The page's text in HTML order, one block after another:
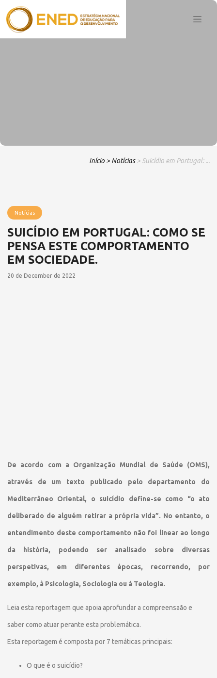
Início > Notícias > Suicídio em Portugal: ...
Notícias
SUICÍDIO EM PORTUGAL: COMO SE
PENSA ESTE COMPORTAMENTO
EM SOCIEDADE.
20 de December de 2022
De acordo com a Organização Mundial de Saúde (OMS),
através de um texto publicado pelo departamento do
Mediterrâneo Oriental, o suicídio define-se como “o ato
deliberado de alguém retirar a própria vida”. No entanto, o
entendimento deste comportamento não foi linear ao longo
da história, podendo ser analisado sobre diversas
perspetivas, em diferentes épocas, recorrendo, por
exemplo, à Psicologia, Sociologia ou à Teologia.
Leia esta reportagem que apoia aprofundar a compreensaão e
saber como atuar perante esta problemática.
Esta reportagem é composta por 7 temáticas principais:
O que é o suicídio?